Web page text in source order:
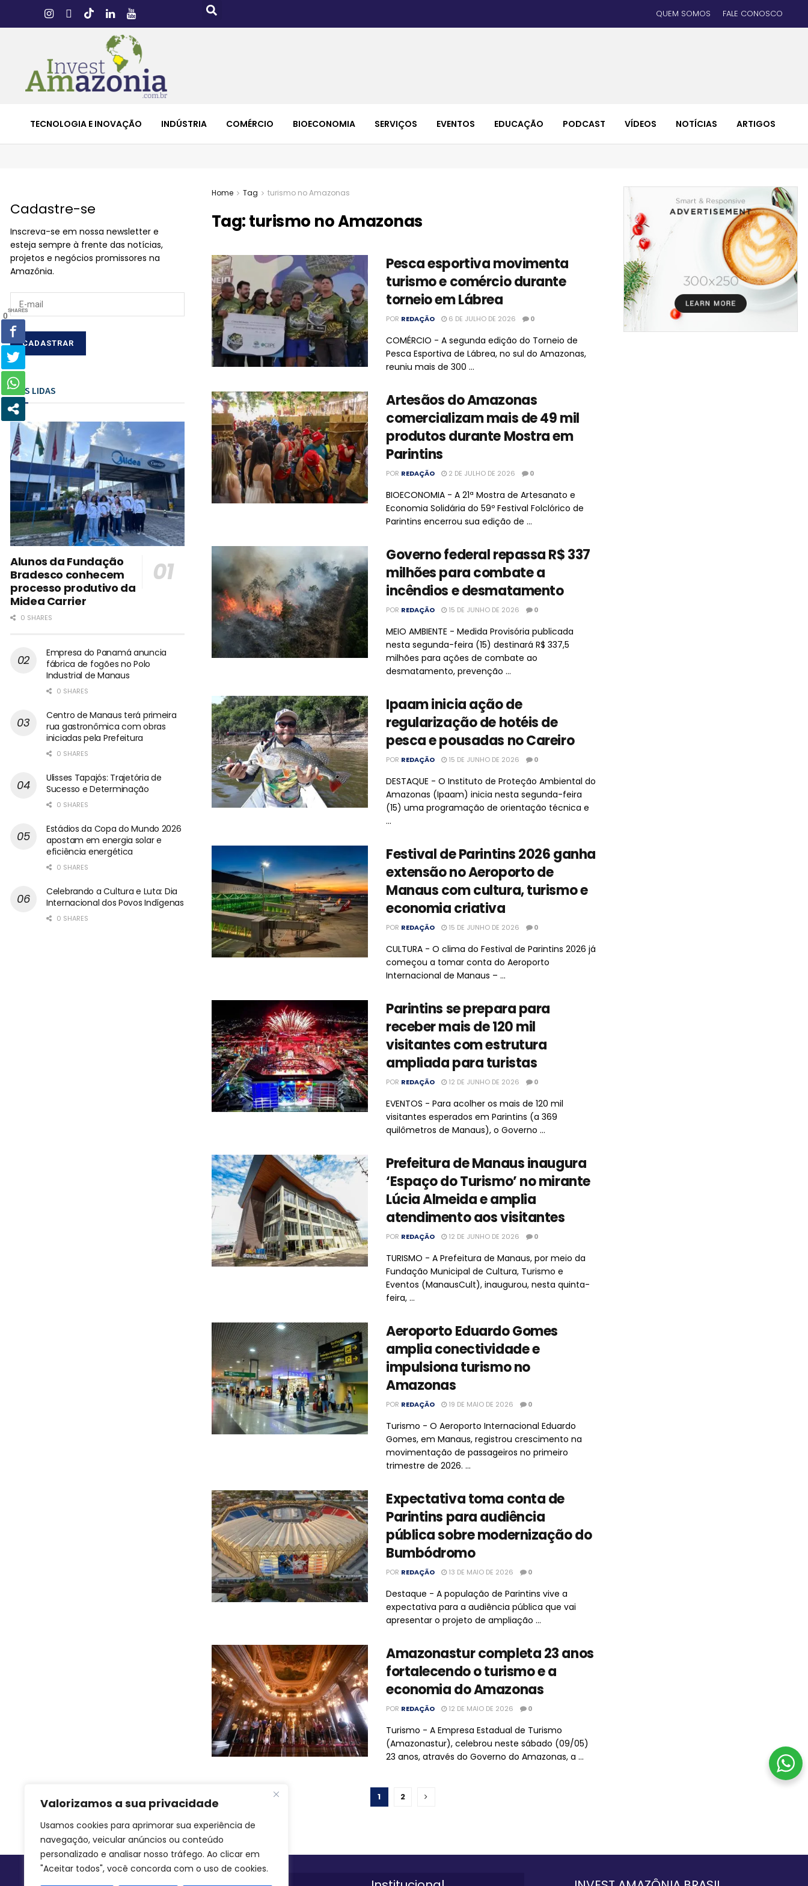
Valorizamos a sua privacidade
Usamos cookies para aprimorar sua experiência de
navegação, veicular anúncios ou conteúdo
personalizado e analisar nosso tráfego. Ao clicar em
"Aceitar todos", você concorda com o uso de cookies.
QUEM SOMOS FALE CONOSCO
TECNOLOGIA E INOVAÇÃO INDÚSTRIA COMÉRCIO BIOECONOMIA SERVIÇOS EVENTOS EDUCAÇÃO PODCAST VÍDEOS NOTÍCIAS ARTIGOS
Home Tag turismo no Amazonas
Tag:turismo no Amazonas
Pesca esportiva movimenta
turismo e comércio durante
torneio em Lábrea
POR REDAÇÃO 6 DE JULHO DE 2026 0
COMÉRCIO - A segunda edição do Torneio de
Pesca Esportiva de Lábrea, no sul do Amazonas,
reuniu mais de 300 ...
Artesãos do Amazonas
comercializam mais de 49 mil
produtos durante Mostra em
Parintins
POR REDAÇÃO 2 DE JULHO DE 2026 0
BIOECONOMIA - A 21ª Mostra de Artesanato e
Economia Solidária do 59º Festival Folclórico de
Parintins encerrou sua edição de ...
Governo federal repassa R$ 337
milhões para combate a
incêndios e desmatamento
POR REDAÇÃO 15 DE JUNHO DE 2026 0
MEIO AMBIENTE - Medida Provisória publicada
nesta segunda-feira (15) destinará R$ 337,5
milhões para ações de combate ao
desmatamento, prevenção ...
Ipaam inicia ação de
regularização de hotéis de
pesca e pousadas no Careiro
POR REDAÇÃO 15 DE JUNHO DE 2026 0
DESTAQUE - O Instituto de Proteção Ambiental do
Amazonas (Ipaam) inicia nesta segunda-feira
(15) uma programação de orientação técnica e
...
Festival de Parintins 2026 ganha
extensão no Aeroporto de
Manaus com cultura, turismo e
economia criativa
POR REDAÇÃO 15 DE JUNHO DE 2026 0
CULTURA - O clima do Festival de Parintins 2026 já
começou a tomar conta do Aeroporto
Internacional de Manaus – ...
Parintins se prepara para
receber mais de 120 mil
visitantes com estrutura
ampliada para turistas
POR REDAÇÃO 12 DE JUNHO DE 2026 0
EVENTOS - Para acolher os mais de 120 mil
visitantes esperados em Parintins (a 369
quilômetros de Manaus), o Governo ...
Prefeitura de Manaus inaugura
‘Espaço do Turismo’ no mirante
Lúcia Almeida e amplia
atendimento aos visitantes
POR REDAÇÃO 12 DE JUNHO DE 2026 0
TURISMO - A Prefeitura de Manaus, por meio da
Fundação Municipal de Cultura, Turismo e
Eventos (ManausCult), inaugurou, nesta quinta-
feira, ...
Aeroporto Eduardo Gomes
amplia conectividade e
impulsiona turismo no
Amazonas
POR REDAÇÃO 19 DE MAIO DE 2026 0
Turismo - O Aeroporto Internacional Eduardo
Gomes, em Manaus, registrou crescimento na
movimentação de passageiros no primeiro
trimestre de 2026. ...
Expectativa toma conta de
Parintins para audiência
pública sobre modernização do
Bumbódromo
POR REDAÇÃO 13 DE MAIO DE 2026 0
Destaque - A população de Parintins vive a
expectativa para a audiência pública que vai
apresentar o projeto de ampliação ...
Amazonastur completa 23 anos
fortalecendo o turismo e a
economia do Amazonas
POR REDAÇÃO 12 DE MAIO DE 2026 0
Turismo - A Empresa Estadual de Turismo
(Amazonastur), celebrou neste sábado (09/05)
23 anos, através do Governo do Amazonas, a ...
1 2
Cadastre-se
Inscreva-se em nossa newsletter e
esteja sempre à frente das notícias,
projetos e negócios promissores na
Amazônia.
MAIS LIDAS
Alunos da Fundação
Bradesco conhecem
processo produtivo da
Midea Carrier
0 SHARES
Empresa do Panamá anuncia
fábrica de fogões no Polo
Industrial de Manaus
0 SHARES
Centro de Manaus terá primeira
rua gastronômica com obras
iniciadas pela Prefeitura
0 SHARES
Ulisses Tapajós: Trajetória de
Sucesso e Determinação
0 SHARES
Estádios da Copa do Mundo 2026
apostam em energia solar e
eficiência energética
0 SHARES
Celebrando a Cultura e Luta: Dia
Internacional dos Povos Indígenas
0 SHARES
0
SHARES